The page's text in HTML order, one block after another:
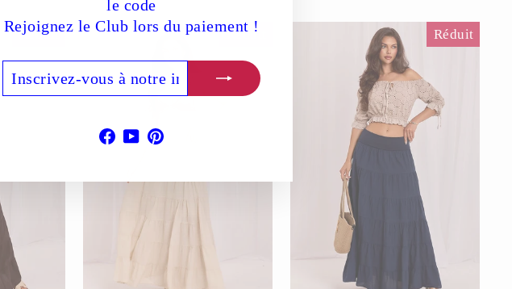
le code
Rejoignez le Club lors du paiement !
VOUS
À
INFOLETTREFacebook
YouTube
Pinterest
Réduit Réduit Réduit